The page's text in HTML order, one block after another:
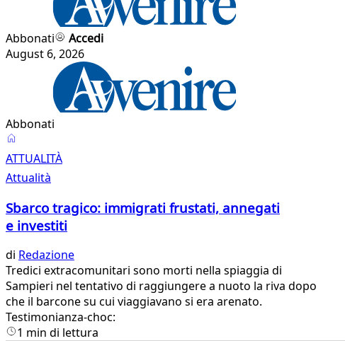
Abbonati
Accedi
August 6, 2026
Abbonati
Attualità
ATTUALITÀ
Attualità
Sbarco tragico: immigrati frustati, annegati
e investiti
di Redazione
Tredici extracomunitari sono morti nella spiaggia di
Sampieri nel tentativo di raggiungere a nuoto la riva dopo
che il barcone su cui viaggiavano si era arenato.
Testimonianza-choc:
1 min di lettura